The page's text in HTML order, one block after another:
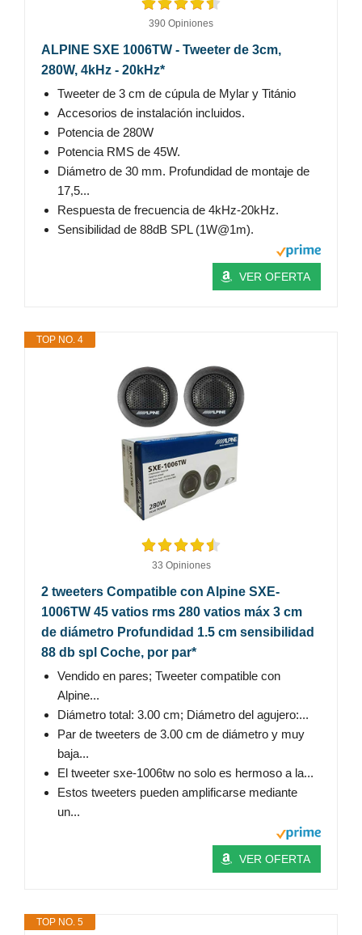
390 Opiniones
ALPINE SXE 1006TW - Tweeter de 3cm,
280W, 4kHz - 20kHz*
Tweeter de 3 cm de cúpula de Mylar y Titánio
Accesorios de instalación incluidos.
Potencia de 280W
Potencia RMS de 45W.
Diámetro de 30 mm. Profundidad de montaje de
17,5...
Respuesta de frecuencia de 4kHz-20kHz.
Sensibilidad de 88dB SPL (1W@1m).
VER OFERTA
TOP NO. 4
33 Opiniones
2 tweeters Compatible con Alpine SXE-
1006TW 45 vatios rms 280 vatios máx 3 cm
de diámetro Profundidad 1.5 cm sensibilidad
88 db spl Coche, por par*
Vendido en pares; Tweeter compatible con
Alpine...
Diámetro total: 3.00 cm; Diámetro del agujero:...
Par de tweeters de 3.00 cm de diámetro y muy
baja...
El tweeter sxe-1006tw no solo es hermoso a la...
Estos tweeters pueden amplificarse mediante
un...
VER OFERTA
TOP NO. 5